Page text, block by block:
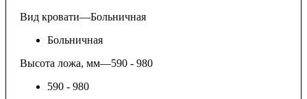
Вид кровати—Больничная
Больничная
Высота ложа, мм—590 - 980
590 - 980